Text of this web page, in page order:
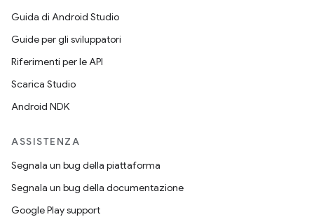
Guida di Android Studio
Guide per gli sviluppatori
Riferimenti per le API
Scarica Studio
Android NDK
ASSISTENZA
Segnala un bug della piattaforma
Segnala un bug della documentazione
Google Play support